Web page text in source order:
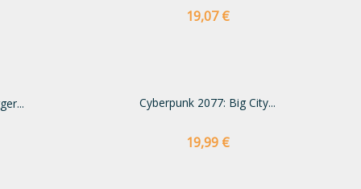
Preço
19,07 €
Cyberpunk 2077: Big City...
Preço
19,99 €